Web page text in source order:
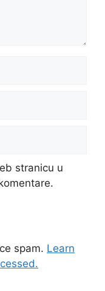
stranicu u
spam. Learn